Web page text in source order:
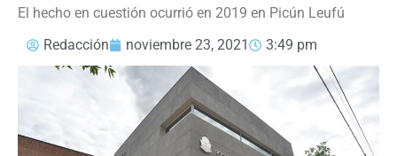
El hecho en cuestión ocurrió en 2019 en Picún Leufú
Redacción
noviembre 23, 2021 3:49 pm